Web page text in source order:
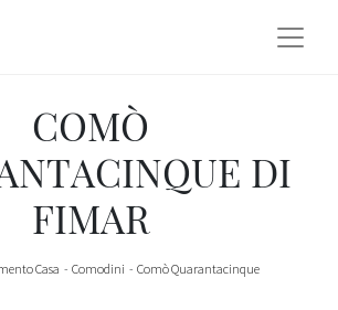
COMÒ
DI
FIMAR
Casa - Comodini - Comò Quarantacinque